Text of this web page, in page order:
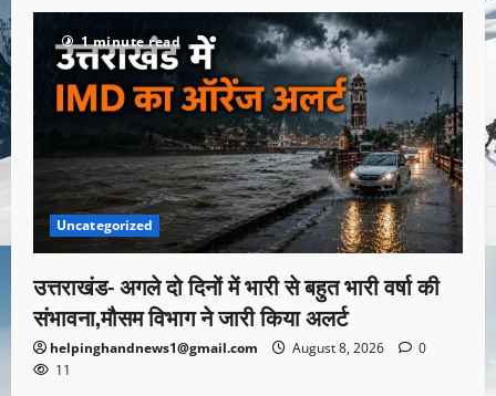
1 minute read
Uncategorized
उत्तराखंड- अगले दो दिनों में भारी से बहुत भारी वर्षा की
संभावना,मौसम विभाग ने जारी किया अलर्ट
helpinghandnews1@gmail.com August 8, 2026
0
11